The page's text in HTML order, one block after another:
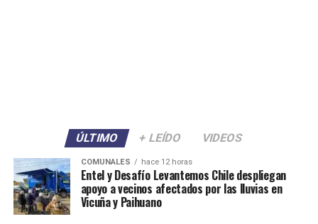
ÚLTIMO + LEÍDO VIDEOS
COMUNALES hace 12 horas
Entel y Desafío Levantemos Chile despliegan
apoyo a vecinos afectados por las lluvias en
Vicuña y Paihuano